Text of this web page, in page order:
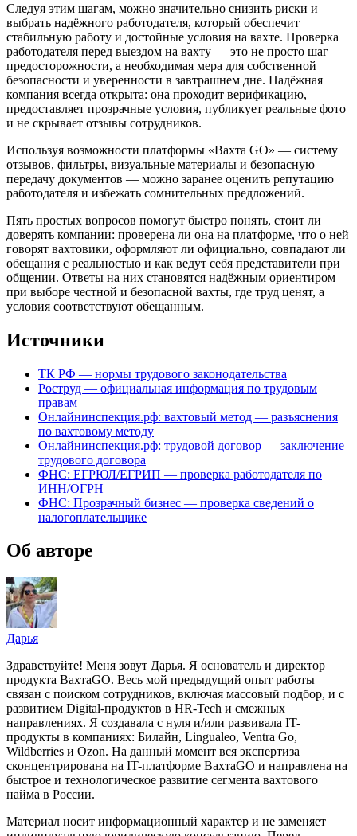
Следуя этим шагам, можно значительно снизить риски и
выбрать надёжного работодателя, который обеспечит
стабильную работу и достойные условия на вахте. Проверка
работодателя перед выездом на вахту — это не просто шаг
предосторожности, а необходимая мера для собственной
безопасности и уверенности в завтрашнем дне. Надёжная
компания всегда открыта: она проходит верификацию,
предоставляет прозрачные условия, публикует реальные фото
и не скрывает отзывы сотрудников.
Используя возможности платформы «Вахта GO» — систему
отзывов, фильтры, визуальные материалы и безопасную
передачу документов — можно заранее оценить репутацию
работодателя и избежать сомнительных предложений.
Пять простых вопросов помогут быстро понять, стоит ли
доверять компании: проверена ли она на платформе, что о ней
говорят вахтовики, оформляют ли официально, совпадают ли
обещания с реальностью и как ведут себя представители при
общении. Ответы на них становятся надёжным ориентиром
при выборе честной и безопасной вахты, где труд ценят, а
условия соответствуют обещанным.
Источники
ТК РФ — нормы трудового законодательства
Роструд — официальная информация по трудовым
правам
Онлайнинспекция.рф: вахтовый метод — разъяснения
по вахтовому методу
Онлайнинспекция.рф: трудовой договор — заключение
трудового договора
ФНС: ЕГРЮЛ/ЕГРИП — проверка работодателя по
ИНН/ОГРН
ФНС: Прозрачный бизнес — проверка сведений о
налогоплательщике
Об авторе
Дарья
Здравствуйте! Меня зовут Дарья. Я основатель и директор
продукта ВахтаGO. Весь мой предыдущий опыт работы
связан с поиском сотрудников, включая массовый подбор, и с
развитием Digital-продуктов в HR-Tech и смежных
направлениях. Я создавала с нуля и/или развивала IT-
продукты в компаниях: Билайн, Lingualeo, Ventra Go,
Wildberries и Ozon. На данный момент вся экспертиза
сконцентрирована на IT-платформе ВахтаGO и направлена на
быстрое и технологическое развитие сегмента вахтового
найма в России.
Материал носит информационный характер и не заменяет